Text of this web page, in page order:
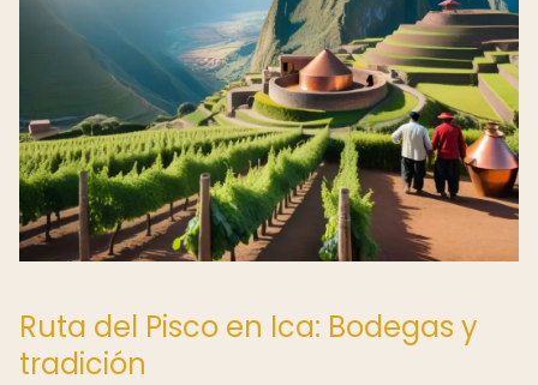
Ruta del Pisco en Ica: Bodegas y
tradición